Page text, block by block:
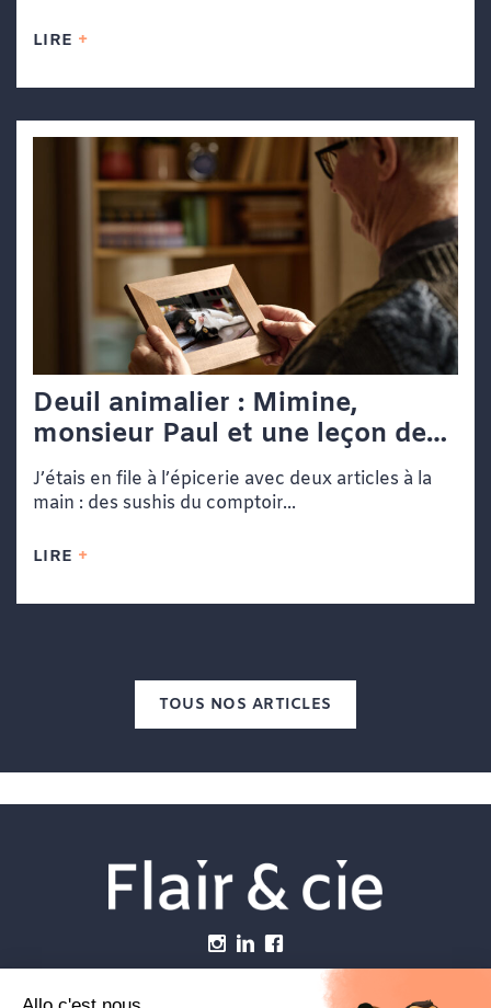
LIRE
Deuil animalier : Mimine,
monsieur Paul et une leçon de
vie dans une file d’attente
J’étais en file à l’épicerie avec deux articles à la
main : des sushis du comptoir...
LIRE
TOUS NOS ARTICLES